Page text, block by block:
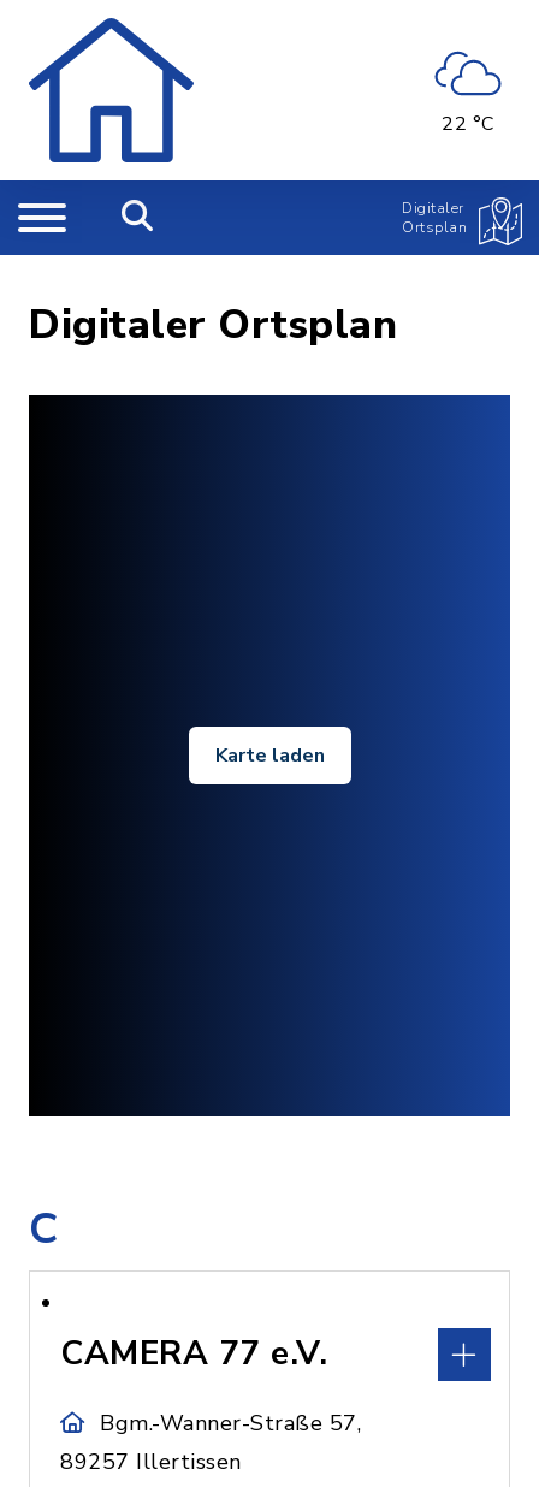
22 °C
Digitaler
Ortsplan
Digitaler Ortsplan
Karte laden
C
CAMERA 77 e.V.
Bgm.-Wanner-Straße 57,
89257 Illertissen